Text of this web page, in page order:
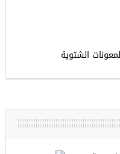
الشتوية